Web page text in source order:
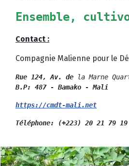
Ensemble,
Contact :
Compagnie Malienne pour le
Rue 124, Av. de la Marne
B.P: 487 - Bamako - Mali
https://cmdt-mali.net
Téléphone: (+223) 20 21 79